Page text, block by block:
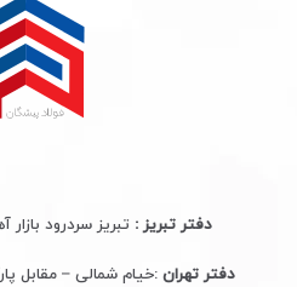
دفتر تبریز : تبریز سردرود
دفتر تهران :خیام شمالی – مقابل